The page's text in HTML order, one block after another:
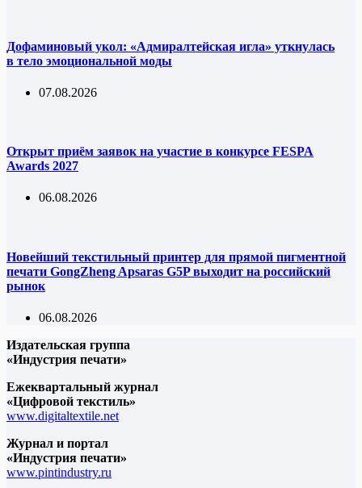
Дофаминовый укол: «Адмиралтейская игла» уткнулась
в тело эмоциональной моды
07.08.2026
Открыт приём заявок на участие в конкурсе FESPA
Awards 2027
06.08.2026
Новейший текстильный принтер для прямой пигментной
печати GongZheng Apsaras G5P выходит на российский
рынок
06.08.2026
Издательская группа
«Индустрия печати»
Ежеквартальный журнал
«Цифровой текстиль»
www.digitaltextile.net
Журнал и портал
«Индустрия печати»
www.pintindustry.ru